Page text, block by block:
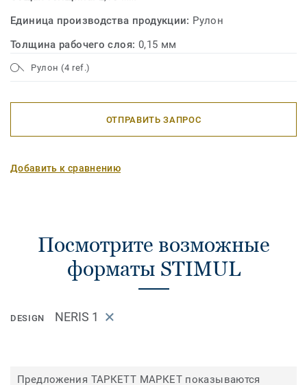
Единица производства продукции: Рулон
Толщина рабочего слоя: 0,15 мм
Рулон (4 ref.)
ОТПРАВИТЬ ЗАПРОС
Добавить к сравнению
Посмотрите возможные
форматы STIMUL
DESIGN NERIS 1
Предложения ТАРКЕТТ МАРКЕТ показываются